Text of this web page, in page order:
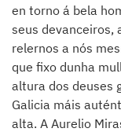
en torno á bela
seus devanceiros,
relernos a nós
que fixo dunha
altura dos deuses
Galicia máis
alta. A Aurelio